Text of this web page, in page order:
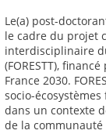
Le(a) post-
le cadre du projet
interdisciplinaire
(FORESTT),
France 2030.
socio-
dans un contexte
de la